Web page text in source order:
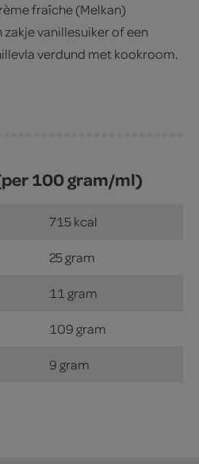
fraîche (Melkan)
vanillesuiker of een
verdund met kookroom.
100 gram/ml)
715 kcal
25 gram
11 gram
109 gram
9 gram